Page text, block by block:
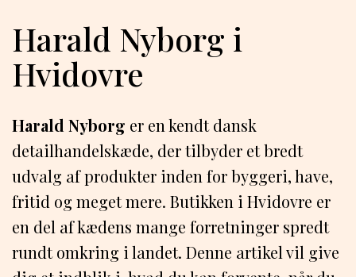
Harald Nyborg i
Hvidovre
Harald Nyborg er en kendt dansk
detailhandelskæde, der tilbyder et bredt
udvalg af produkter inden for byggeri, have,
fritid og meget mere. Butikken i Hvidovre er
en del af kædens mange forretninger spredt
rundt omkring i landet. Denne artikel vil give